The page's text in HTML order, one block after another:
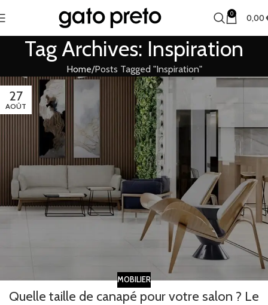
0 0,00
Tag Archives: Inspiration
Home Posts Tagged "Inspiration"
27
AOÛT
MOBILIER
Quelle taille de canapé pour votre salon ? Le